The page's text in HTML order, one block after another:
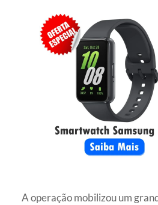
A operação mobilizou um